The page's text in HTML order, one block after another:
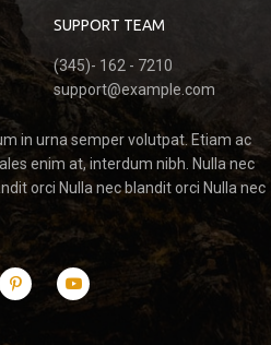
SUPPORT TEAM
(345)- 162 - 7210
support@example.com
in urna semper volutpat. Etiam ac
enim at, interdum nibh. Nulla nec
orci Nulla nec blandit orci Nulla nec